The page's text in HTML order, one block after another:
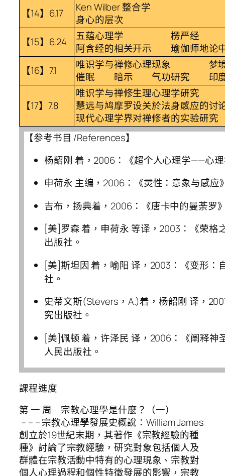
【14】6.17
Ken Wilber 整合学
身心的层次
【15】6.24
五蕴心理学 楞严经 禅
阿含经的相关开示 瑜伽师地论
【16】7.1
唯识学与禅修心理现象 梦境
催眠 暗示 气功研究 印度
【17】7.8
唯识学与禅修生理心理学研究
慧远与鸠摩罗设关於法身感应的讨
现代心理学界对禅修者的实验研究
【参考书目 /References】
杨韶刚 着，2006：《超个人心理学——心
申荷永 主编，2006：《灵性：意象与感应
吉布，扬典着，2006：《唐卡中的曼荼罗
[美]罗森 着，申荷永 等译，2003：《荣格
出版社。
[美]斯坦因 着，喻阳 译，2003：《变形：
社。
史蒂文斯(Stevers，A.)着，杨韶刚 译，
究出版社。
[美]佩顿 着，许泽民 译，2006：《阐释
人民出版社。
課程進度
第 一 周 宗教心理學是什麼？（一）
– – – 宗教心理學發展史概說：William James
創立於19世紀末期，其著作《宗教經驗的種
種》討論了宗教經驗，研究對象包括個人及
群體在宗教活動中特有的心理現象、宗教對
個人心理過程和個性特徵發展的影響，宗教